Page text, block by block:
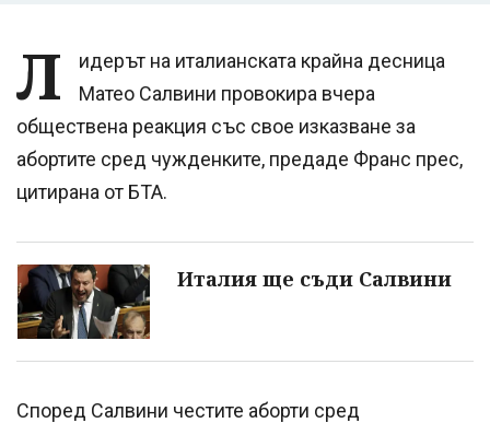
Л
идерът на италианската крайна десница
Матео Салвини провокира вчера
обществена реакция със свое изказване за
абортите сред чужденките, предаде Франс прес,
цитирана от БТА.
Италия ще съди Салвини
Според Салвини честите аборти сред